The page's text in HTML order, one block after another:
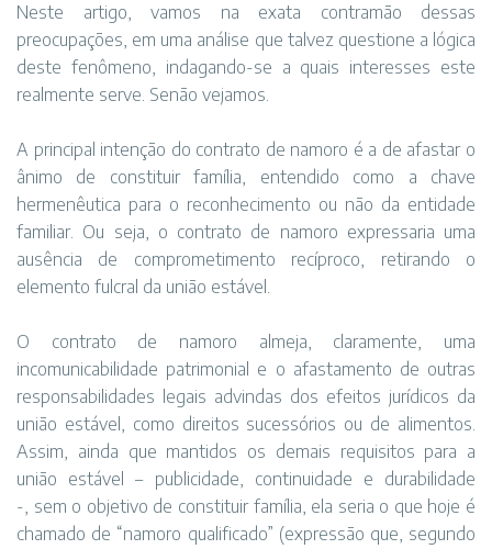
Neste artigo, vamos na exata contramão dessas
preocupações, em uma análise que talvez questione a lógica
deste fenômeno, indagando-se a quais interesses este
realmente serve. Senão vejamos.
A principal intenção do contrato de namoro é a de afastar o
ânimo de constituir família, entendido como a chave
hermenêutica para o reconhecimento ou não da entidade
familiar. Ou seja, o contrato de namoro expressaria uma
ausência de comprometimento recíproco, retirando o
elemento fulcral da união estável.
O contrato de namoro almeja, claramente, uma
incomunicabilidade patrimonial e o afastamento de outras
responsabilidades legais advindas dos efeitos jurídicos da
união estável, como direitos sucessórios ou de alimentos.
Assim, ainda que mantidos os demais requisitos para a
união estável – publicidade, continuidade e durabilidade
-, sem o objetivo de constituir família, ela seria o que hoje é
chamado de “namoro qualificado” (expressão que, segundo